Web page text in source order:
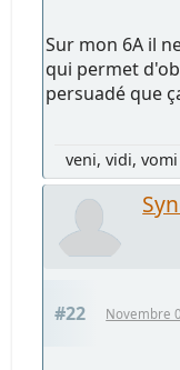
Sur mon 6A il
qui permet
persuadé que
veni, vidi, vomi
#22 Novembre